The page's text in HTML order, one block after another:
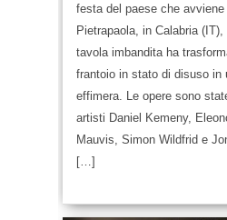
festa del paese che
Pietrapaola, in Calabria
tavola imbandita ha
frantoio in stato di disuso in
effimera. Le opere sono
artisti Daniel Kemeny,
Mauvis, Simon Wildfrid e
[…]